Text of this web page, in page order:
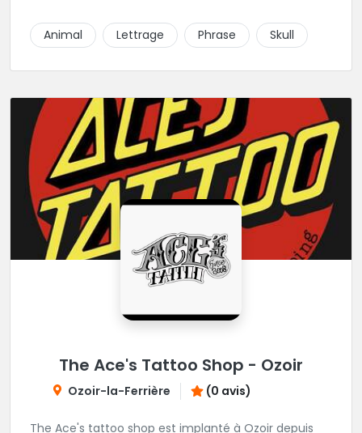
Animal Lettrage Phrase Skull
The Ace's Tattoo Shop - Ozoir
Ozoir-la-Ferrière (0 avis)
The Ace's tattoo shop est implanté à Ozoir depuis